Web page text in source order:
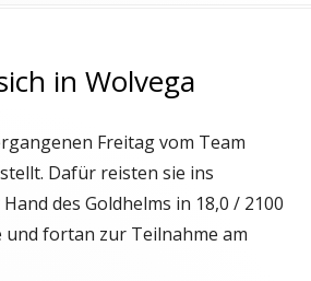
in Wolvega
Freitag vom Team
Dafür reisten sie ins
des Goldhelms in 18,0 / 2100
fortan zur Teilnahme am